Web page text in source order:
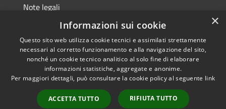
Note legali
Dichiarazione di accessibilità
RSS
Accessibilità
Copyright © 2026 • Comune di
Municipium•
Accesso
×
Informazioni sui cookie
Questo sito web utilizza cookie tecnici e assimilati strettamente
necessari al corretto funzionamento e alla navigazione del sito,
nonché un cookie tecnico analitico al solo fine di elaborare
informazioni statistiche, aggregate e anonime.
Per maggiori dettagli, può consultare la cookie policy al seguente link
ACCETTA TUTTO RIFIUTA TUTTO